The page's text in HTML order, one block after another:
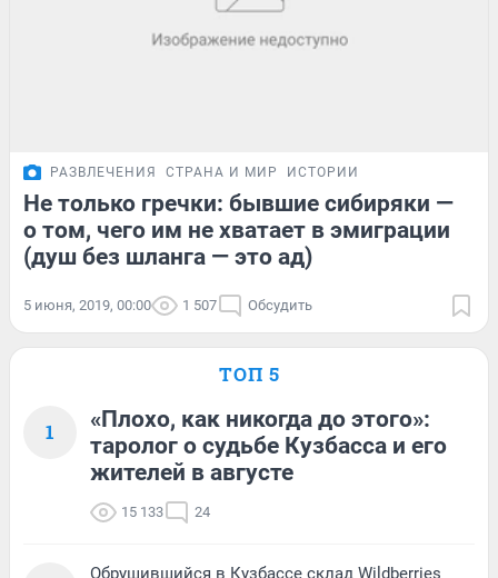
РАЗВЛЕЧЕНИЯ СТРАНА И МИР ИСТОРИИ
Не только гречки: бывшие сибиряки —
о том, чего им не хватает в эмиграции
(душ без шланга — это ад)
5 июня, 2019, 00:00 1 507 Обсудить
ТОП 5
1
«Плохо, как никогда до этого»:
таролог о судьбе Кузбасса и его
жителей в августе
15 133 24
Обрушившийся в Кузбассе склад Wildberries